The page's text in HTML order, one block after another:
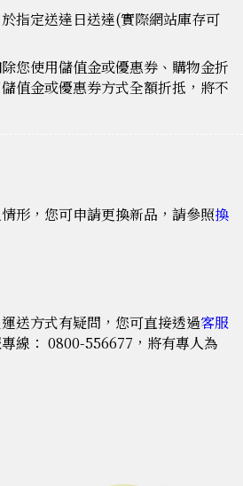
指定送達日送達(實際網站庫存可
您使用儲值金或優惠券、購物金折
值金或優惠券方式全額折抵，將不
形，您可申請更換新品，請參照換
送方式有疑問，您可直接透過客服
線： 0800-556677，將有專人為